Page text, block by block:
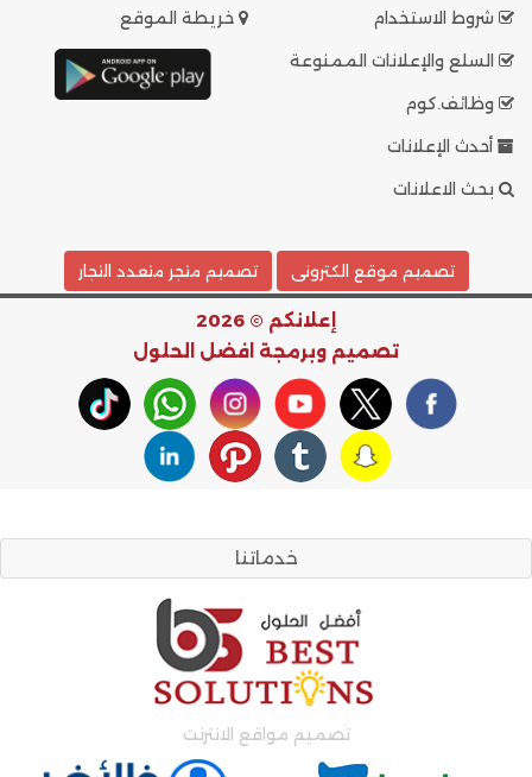
شروط الاستخدام
السلع والإعلانات الممنوعة
وظائف.كوم
أحدث الإعلانات
بحث الاعلانات
خريطة الموقع
تصميم موقع الكترونى تصميم متجر متعدد التجار
إعلانكم © 2026
تصميم وبرمجة افضل الحلول
خدماتنا
تصميم مواقع الانترنت